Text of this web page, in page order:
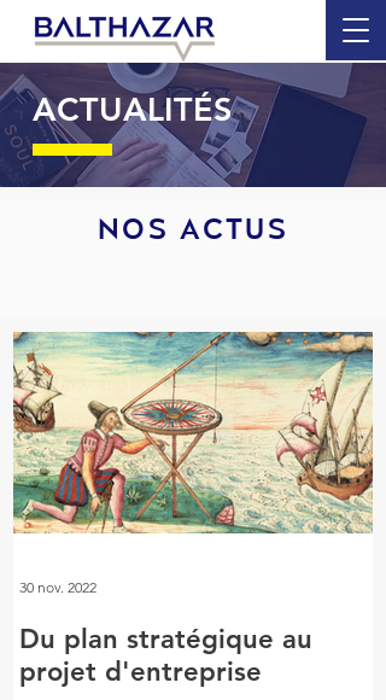
ACTUALITÉS
NOS ACTUS
Du plan stratégique au
projet d'entreprise
30 nov. 2022